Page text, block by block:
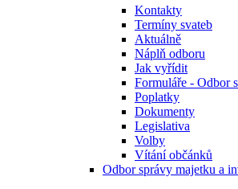
Kontakty
Termíny svateb
Aktuálně
Náplň odboru
Jak vyřídit
Formuláře - Odbor
Poplatky
Dokumenty
Legislativa
Volby
Vítání občánků
Odbor správy majetku a